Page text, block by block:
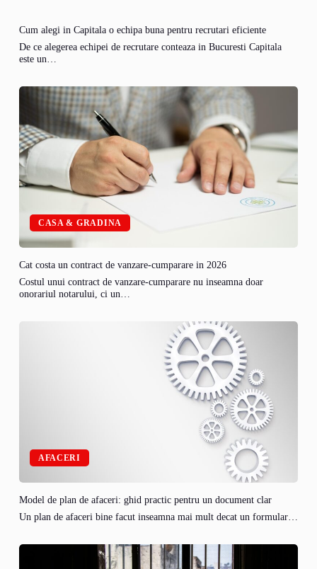
Cum alegi in Capitala o echipa buna pentru recrutari eficiente
De ce alegerea echipei de recrutare conteaza in Bucuresti Capitala
este un…
CASA & GRADINA
Cat costa un contract de vanzare-cumparare in 2026
Costul unui contract de vanzare-cumparare nu inseamna doar
onorariul notarului, ci un…
AFACERI
Model de plan de afaceri: ghid practic pentru un document clar
Un plan de afaceri bine facut inseamna mai mult decat un formular…